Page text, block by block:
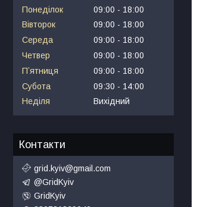
Понеділок 09:00
18:00
Вівторок
09:00
18:00
Середа
09:00
18:00
Четвер
09:00
18:00
Пʼятниця
09:00
18:00
Субота
09:30
14:00
Неділя
Вихідний
Контакти
grid.kyiv@gmail.com
@GridKyiv
GridKyiv